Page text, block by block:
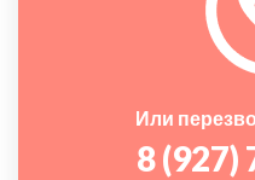
Или
8 (927)